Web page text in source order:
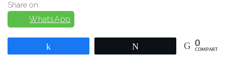
Share on:
WhatsApp
0
COMPARTIR